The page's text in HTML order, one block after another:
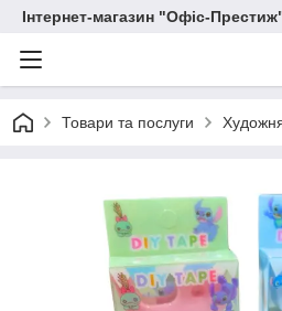
Інтернет-магазин "Офіс-
Товари та послуги Художня